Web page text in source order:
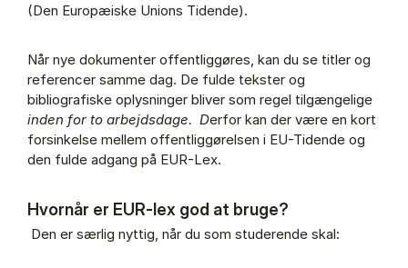
(Den Europæiske Unions Tidende).
Når nye dokumenter offentliggøres, kan du se titler og
referencer samme dag. De fulde tekster og
bibliografiske oplysninger bliver som regel tilgængelige
inden for to arbejdsdage. Derfor kan der være en kort
forsinkelse mellem offentliggørelsen i EU-Tidende og
den fulde adgang på EUR-Lex.
Hvornår er EUR-lex god at bruge?
Den er særlig nyttig, når du som studerende skal: